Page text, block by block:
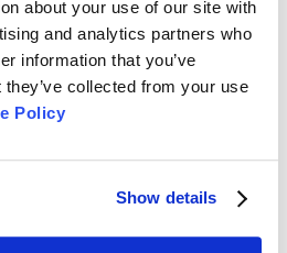
about your use of our site with
and analytics partners who
information that you’ve
collected from your use
Policy
Show details